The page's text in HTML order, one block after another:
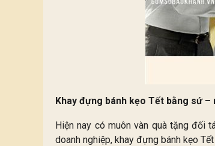
Khay đựng bánh kẹo Tết bằng sứ
Hiện nay có muôn vàn quà tặng đối
doanh nghiệp, khay đựng bánh kẹo